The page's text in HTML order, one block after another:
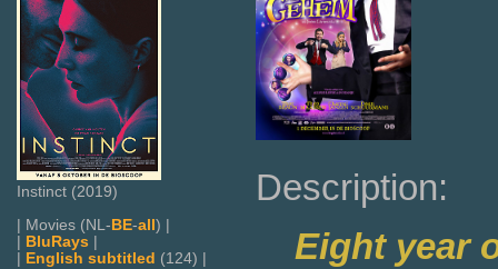
Instinct (2019)
| Movies (NL-BE-all) |
| BluRays |
| English subtitled (124) |
Description:
Eight year